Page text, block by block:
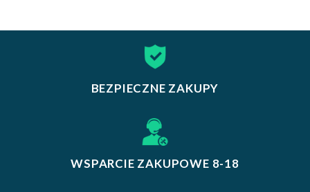
BEZPIECZNE ZAKUPY
WSPARCIE ZAKUPOWE 8-18